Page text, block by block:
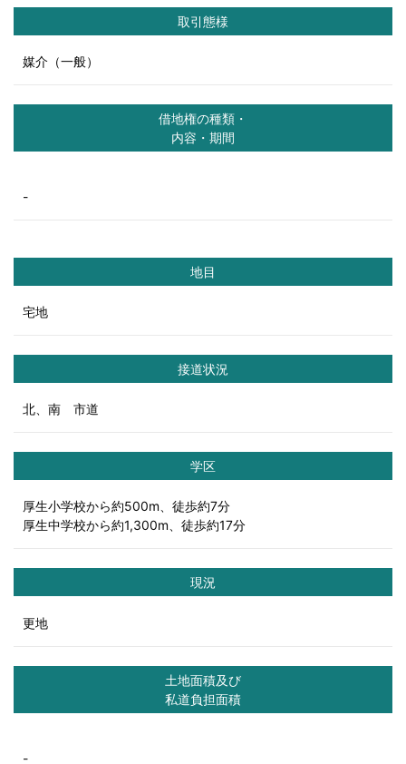
取引態様
媒介（一般）
借地権の種類・
内容・期間
-
地目
宅地
接道状況
北、南 市道
学区
厚生小学校から約500m、徒歩約7分
厚生中学校から約1,300m、徒歩約17分
現況
更地
土地面積及び
私道負担面積
-